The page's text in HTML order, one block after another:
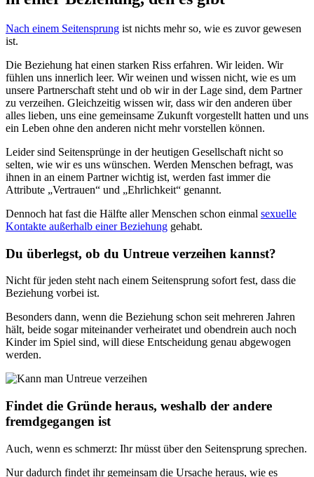
Nach einem Seitensprung ist nichts mehr so, wie es zuvor gewesen
ist.
Die Beziehung hat einen starken Riss erfahren. Wir leiden. Wir
fühlen uns innerlich leer. Wir weinen und wissen nicht, wie es um
unsere Partnerschaft steht und ob wir in der Lage sind, dem Partner
zu verzeihen. Gleichzeitig wissen wir, dass wir den anderen über
alles lieben, uns eine gemeinsame Zukunft vorgestellt hatten und uns
ein Leben ohne den anderen nicht mehr vorstellen können.
Leider sind Seitensprünge in der heutigen Gesellschaft nicht so
selten, wie wir es uns wünschen. Werden Menschen befragt, was
ihnen in an einem Partner wichtig ist, werden fast immer die
Attribute „Vertrauen“ und „Ehrlichkeit“ genannt.
Dennoch hat fast die Hälfte aller Menschen schon einmal sexuelle
Kontakte außerhalb einer Beziehung gehabt.
Du überlegst, ob du Untreue verzeihen kannst?
Nicht für jeden steht nach einem Seitensprung sofort fest, dass die
Beziehung vorbei ist.
Besonders dann, wenn die Beziehung schon seit mehreren Jahren
hält, beide sogar miteinander verheiratet und obendrein auch noch
Kinder im Spiel sind, will diese Entscheidung genau abgewogen
werden.
Findet die Gründe heraus, weshalb der andere
fremdgegangen ist
Auch, wenn es schmerzt: Ihr müsst über den Seitensprung sprechen.
Nur dadurch findet ihr gemeinsam die Ursache heraus, wie es